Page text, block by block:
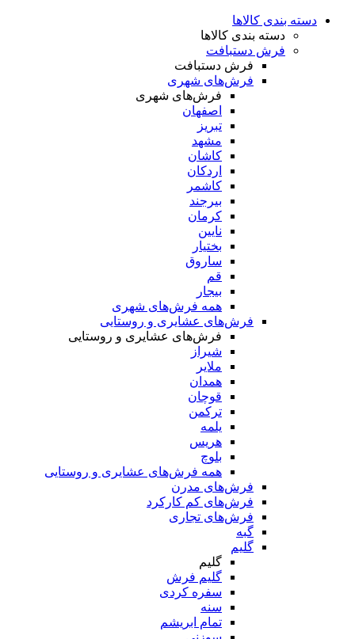
دسته بندی کالاها
دسته بندی کالاها
فرش دستبافت
فرش دستبافت
فرش‌های شهری
فرش‌های شهری
اصفهان
تبریز
مشهد
کاشان
اردکان
کاشمر
بیرجند
کرمان
نایین
بختیار
ساروق
قم
بیجار
همه فرش‌های شهری
فرش‌های عشایری و روستایی
فرش‌های عشایری و روستایی
شیراز
ملایر
همدان
قوچان
ترکمن
یلمه
هریس
بلوچ
همه فرش‌های عشایری و روستایی
فرش‌های مدرن
فرش‌های کم کارکرد
فرش‌های تجاری
گبه
گلیم
گلیم
گلیم فرش
سفره کردی
سنه
تمام ابریشم